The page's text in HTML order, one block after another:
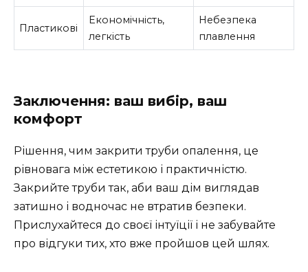
Пластикові
Економічність,
легкість
Небезпека
плавлення
Заключення: ваш вибір, ваш
комфорт
Рішення, чим закрити труби опалення, це
рівновага між естетикою і практичністю.
Закрийте труби так, аби ваш дім виглядав
затишно і водночас не втратив безпеки.
Прислухайтеся до своєї інтуїції і не забувайте
про відгуки тих, хто вже пройшов цей шлях.